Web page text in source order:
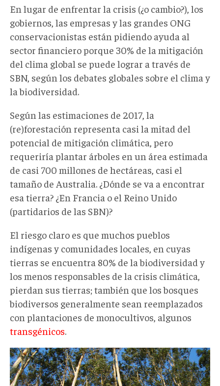
En lugar de enfrentar la crisis (¿o cambio?), los
gobiernos, las empresas y las grandes ONG
conservacionistas están pidiendo ayuda al
sector financiero porque 30% de la mitigación
del clima global se puede lograr a través de
SBN, según los debates globales sobre el clima y
la biodiversidad.
Según las estimaciones de 2017, la
(re)forestación representa casi la mitad del
potencial de mitigación climática, pero
requeriría plantar árboles en un área estimada
de casi 700 millones de hectáreas, casi el
tamaño de Australia. ¿Dónde se va a encontrar
esa tierra? ¿En Francia o el Reino Unido
(partidarios de las SBN)?
El riesgo claro es que muchos pueblos
indígenas y comunidades locales, en cuyas
tierras se encuentra 80% de la biodiversidad y
los menos responsables de la crisis climática,
pierdan sus tierras; también que los bosques
biodiversos generalmente sean reemplazados
con plantaciones de monocultivos, algunos
transgénicos.
farsaverde008.jpg